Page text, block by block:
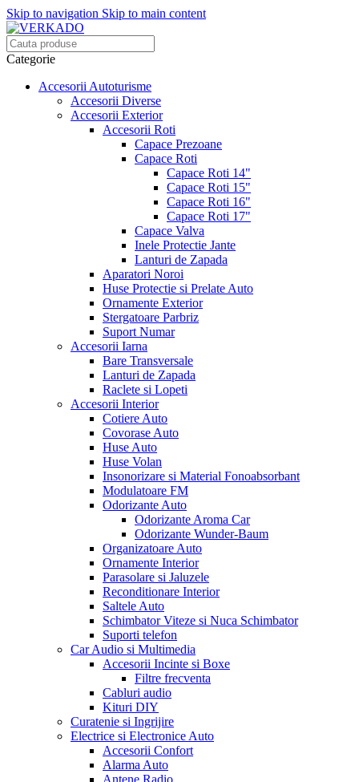
Skip to navigation Skip to main content
Categorie
Accesorii Autoturisme
Accesorii Diverse
Accesorii Exterior
Accesorii Roti
Capace Prezoane
Capace Roti
Capace Roti 14"
Capace Roti 15"
Capace Roti 16"
Capace Roti 17"
Capace Valva
Inele Protectie Jante
Lanturi de Zapada
Aparatori Noroi
Huse Protectie si Prelate Auto
Ornamente Exterior
Stergatoare Parbriz
Suport Numar
Accesorii Iarna
Bare Transversale
Lanturi de Zapada
Raclete si Lopeti
Accesorii Interior
Cotiere Auto
Covorase Auto
Huse Auto
Huse Volan
Insonorizare si Material Fonoabsorbant
Modulatoare FM
Odorizante Auto
Odorizante Aroma Car
Odorizante Wunder-Baum
Organizatoare Auto
Ornamente Interior
Parasolare si Jaluzele
Reconditionare Interior
Saltele Auto
Schimbator Viteze si Nuca Schimbator
Suporti telefon
Car Audio si Multimedia
Accesorii Incinte si Boxe
Filtre frecventa
Cabluri audio
Kituri DIY
Curatenie si Ingrijire
Electrice si Electronice Auto
Accesorii Confort
Alarma Auto
Antene Radio